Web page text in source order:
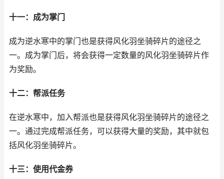
十一：成为掌门
成为逆水寒中的掌门也是获得风化羽坐骑碎片的途径之
一。成为掌门后，将会获得一定数量的风化羽坐骑碎片作
为奖励。
十二：帮派任务
在逆水寒中，加入帮派也是获得风化羽坐骑碎片的途径之
一。通过完成帮派任务，可以获得大量的奖励，其中就包
括风化羽坐骑碎片。
十三：使用代金券